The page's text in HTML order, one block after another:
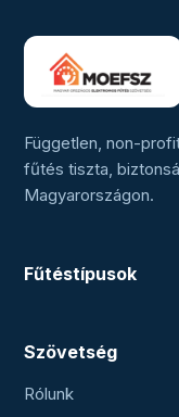
Független, non-
fűtés tiszta,
Magyarországon.
Fűtéstípusok
Szövetség
Rólunk